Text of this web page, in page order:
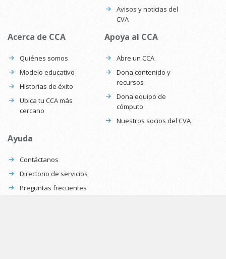
Avisos y noticias del
CVA
Acerca de CCA
Quiénes somos
Modelo educativo
Historias de éxito
Ubica tu CCA más
cercano
Apoya al CCA
Abre un CCA
Dona contenido y
recursos
Dona equipo de
cómputo
Nuestros socios del CVA
Ayuda
Contáctanos
Directorio de servicios
Preguntas frecuentes